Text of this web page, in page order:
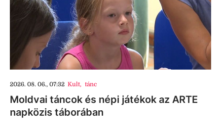
2026. 08. 06., 07:32 Kult, tánc
Moldvai táncok és népi játékok az ARTE
napközis táborában